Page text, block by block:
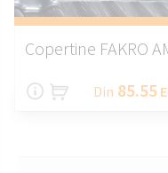
Copertine FAKRO
Din 85.55